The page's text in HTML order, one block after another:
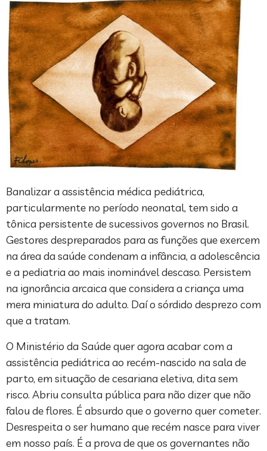
Banalizar a assistência médica pediátrica,
particularmente no período neonatal, tem sido a
tônica persistente de sucessivos governos no Brasil.
Gestores despreparados para as funções que exercem
na área da saúde condenam a infância, a adolescência
e a pediatria ao mais inominável descaso. Persistem
na ignorância arcaica que considera a criança uma
mera miniatura do adulto. Daí o sórdido desprezo com
que a tratam.
O Ministério da Saúde quer agora acabar com a
assistência pediátrica ao recém-nascido na sala de
parto, em situação de cesariana eletiva, dita sem
risco. Abriu consulta pública para não dizer que não
falou de flores. É absurdo que o governo quer cometer.
Desrespeita o ser humano que recém nasce para viver
em nosso país. É a prova de que os governantes não